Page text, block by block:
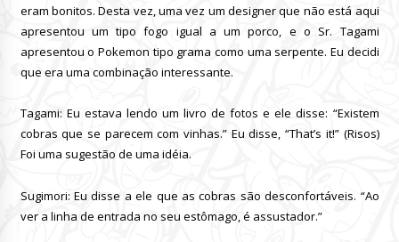
eram bonitos.Desta vez, uma vez um designer que não está aqui
apresentou um tipo fogo igual a um porco, e o Sr. Tagami
apresentou o Pokemon tipo grama como uma serpente. Eu decidi
que era uma combinação interessante.
Tagami: Eu estava lendo um livro de fotos e ele disse: “Existem
cobras que se parecem com vinhas.” Eu disse, “That’s it!” (Risos)
Foi uma sugestão de uma idéia.
Sugimori: Eu disse a ele que as cobras são desconfortáveis. “Ao
ver a linha de entrada no seu estômago, é assustador.”